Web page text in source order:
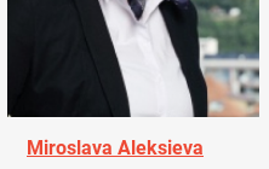
Miroslava Aleksieva